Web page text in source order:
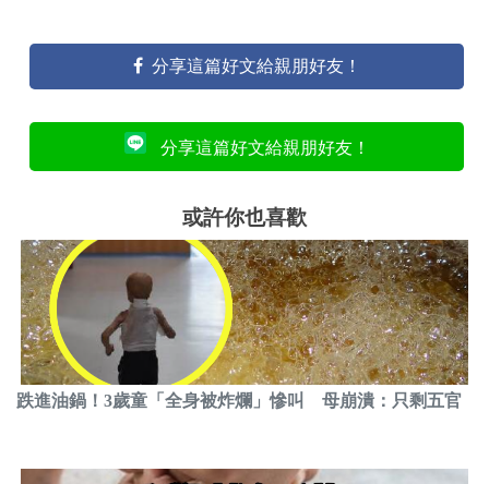
分享這篇好文給親朋好友！
分享這篇好文給親朋好友！
或許你也喜歡
跌進油鍋！3歲童「全身被炸爛」慘叫 母崩潰：只剩五官